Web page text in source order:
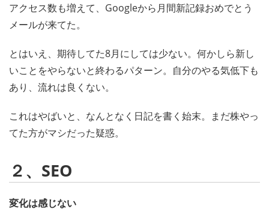
アクセス数も増えて、Googleから月間新記録おめでとう
メールが来てた。
とはいえ、期待してた8月にしては少ない。何かしら新し
いことをやらないと終わるパターン。自分のやる気低下も
あり、流れは良くない。
これはやばいと、なんとなく日記を書く始末。まだ株やっ
てた方がマシだった疑惑。
２、SEO
変化は感じない